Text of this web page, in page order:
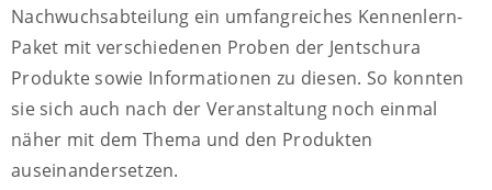
Nachwuchsabteilung ein umfangreiches Kennenlern-
Paket mit verschiedenen Proben der Jentschura
Produkte sowie Informationen zu diesen. So konnten
sie sich auch nach der Veranstaltung noch einmal
näher mit dem Thema und den Produkten
auseinandersetzen.